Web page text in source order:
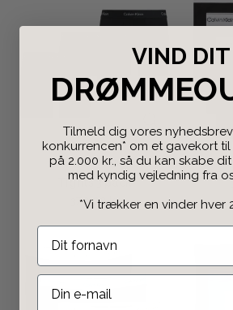
Calvin Klein
Tights 3 pack
370,00 kr
VIND DIT
Tilmeld dig vores
konkurrencen* om et gavekort til
på 2.000 kr., så du kan skabe
med kyndig vejledning fra
*Vi trækker en vinder hver